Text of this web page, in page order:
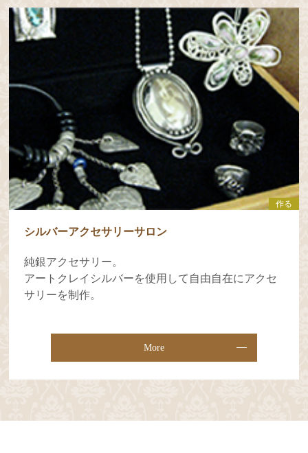
作る
シルバーアクセサリーサロン
純銀アクセサリー。
アートクレイシルバーを使用して自由自在にアクセ
サリーを制作。
More